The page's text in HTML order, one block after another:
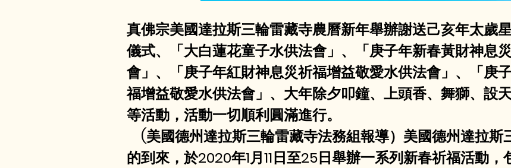
真佛宗美國達拉斯三輪雷藏寺農曆新年舉辦謝送己亥年太歲
儀式、「大白蓮花童子水供法會」、「庚子年新春黃財神息
會」、「庚子年紅財神息災祈福增益敬愛水供法會」、「庚
福增益敬愛水供法會」、大年除夕叩鐘、上頭香、舞獅、設
等活動，活動一切順利圓滿進行。
(美國德州達拉斯三輪雷藏寺法務組報導）美國德州達拉斯
的到來，於2020年1月11日至25日舉辦一系列新春祈福活動